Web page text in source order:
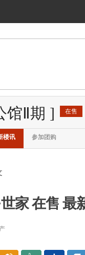
馆Ⅱ期 ] 在售
楼讯 参加团购
家 在售 最